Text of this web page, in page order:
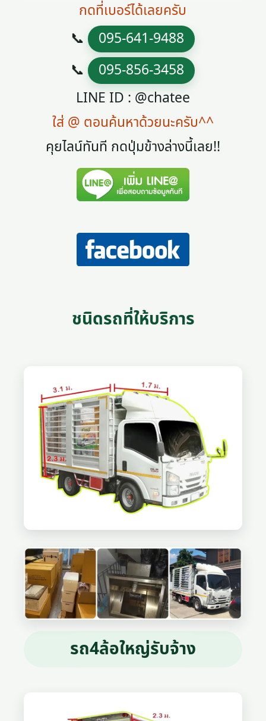
กดที่เบอร์ได้เลยครับ
📞 095-641-9488
📞 095-856-3458
LINE ID : @chatee
ใส่ @ ตอนค้นหาด้วยนะครับ^^
คุยไลน์ทันที กดปุ่มข้างล่างนี้เลย!!
ชนิดรถที่ให้บริการ
รถ4ล้อใหญ่รับจ้าง